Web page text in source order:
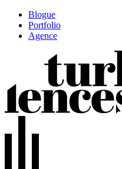
Blogue
Portfolio
Agence